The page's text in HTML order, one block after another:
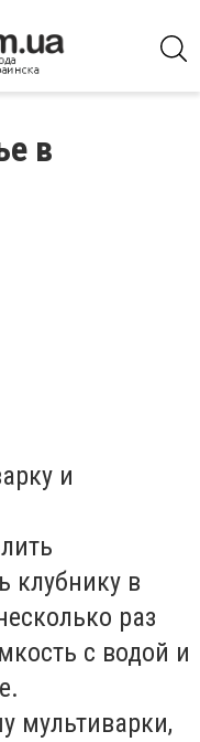
в
и
клубнику в
раз
с водой и
мультиварки,